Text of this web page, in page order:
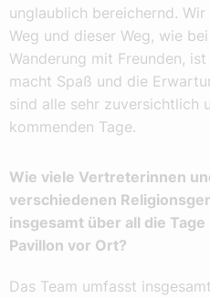
unglaublich bereichernd.
Weg und dieser Weg, wie
Wanderung mit Freunden,
macht Spaß und die
sind alle sehr zuversichtlich
kommenden Tage.
Wie viele Vertreterinnen
verschiedenen
insgesamt über all die
Pavillon vor Ort?
Das Team umfasst